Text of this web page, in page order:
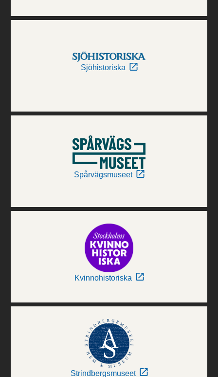
Sjöhistoriska
Spårvägsmuseet
Kvinnohistoriska
Strindbergsmuseet